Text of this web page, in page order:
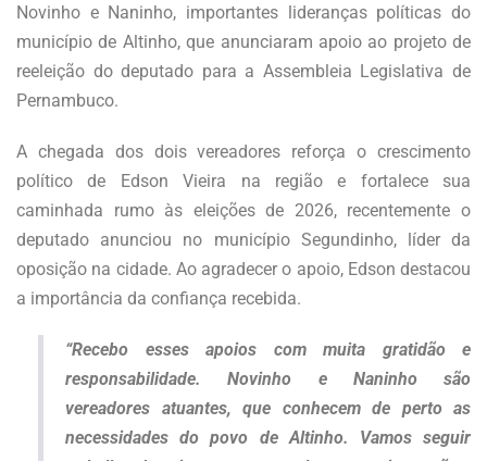
Novinho e Naninho, importantes lideranças políticas do
município de Altinho, que anunciaram apoio ao projeto de
reeleição do deputado para a Assembleia Legislativa de
Pernambuco.
A chegada dos dois vereadores reforça o crescimento
político de Edson Vieira na região e fortalece sua
caminhada rumo às eleições de 2026, recentemente o
deputado anunciou no município Segundinho, líder da
oposição na cidade. Ao agradecer o apoio, Edson destacou
a importância da confiança recebida.
“Recebo esses apoios com muita gratidão e
responsabilidade. Novinho e Naninho são
vereadores atuantes, que conhecem de perto as
necessidades do povo de Altinho. Vamos seguir